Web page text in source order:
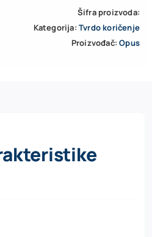
Šifra proizvoda:
Kategorija: Tvrdo koričenje
Proizvođač:Opus